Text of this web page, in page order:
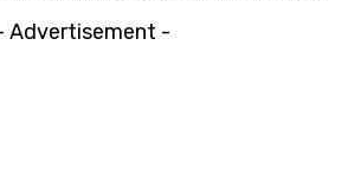
Advertisement -